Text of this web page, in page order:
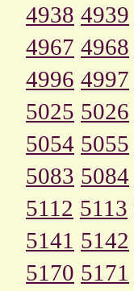
4938 4939
4967 4968
4996 4997
5025 5026
5054 5055
5083 5084
5112 5113
5141 5142
5170 5171